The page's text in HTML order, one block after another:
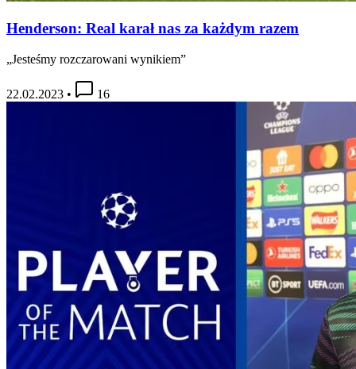
Henderson: Real karał nas za każdym razem
„Jesteśmy rozczarowani wynikiem”
22.02.2023 • 16